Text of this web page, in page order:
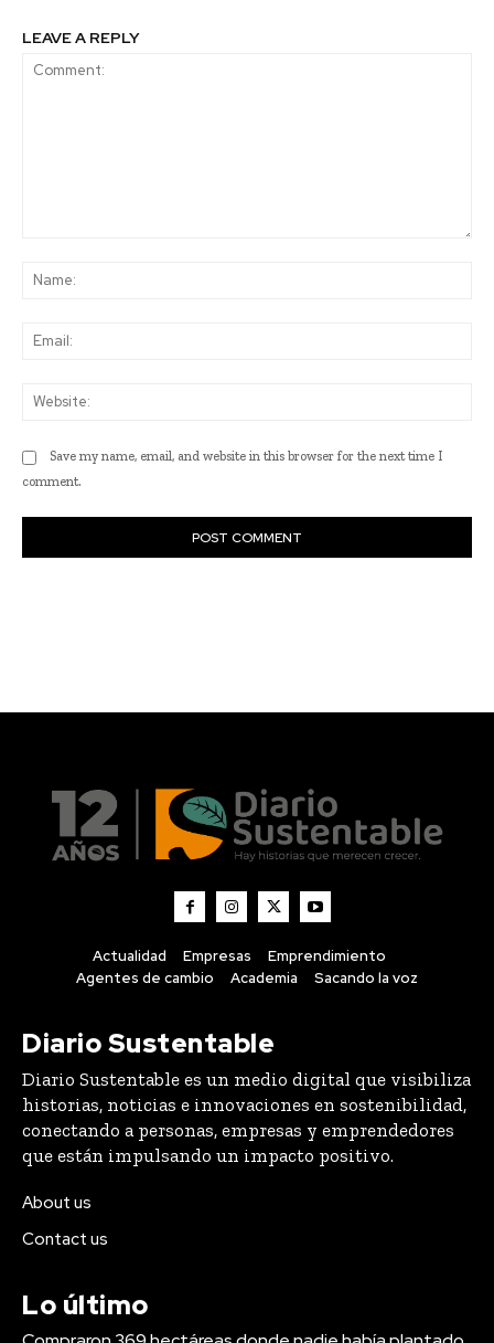
Actualidad Empresas
Emprendimiento
Agentes de cambio
Academia Sacando la voz
Diario Sustentable
Diario Sustentable es un medio digital que visibiliza
historias, noticias e innovaciones en sostenibilidad,
conectando a personas, empresas y emprendedores
que están impulsando un impacto positivo.
About us
Contact us
Lo último